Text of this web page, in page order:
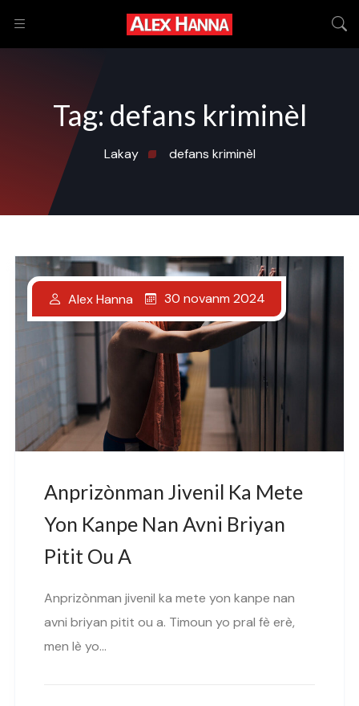
Tag: defans kriminèl
Lakay defans kriminèl
Anprizònman Jivenil Ka Mete
Yon Kanpe Nan Avni Briyan
Pitit Ou A
Alex Hanna 30 novanm 2024
Anprizònman jivenil ka mete yon kanpe nan
avni briyan pitit ou a. Timoun yo pral fè erè,
men lè yo...